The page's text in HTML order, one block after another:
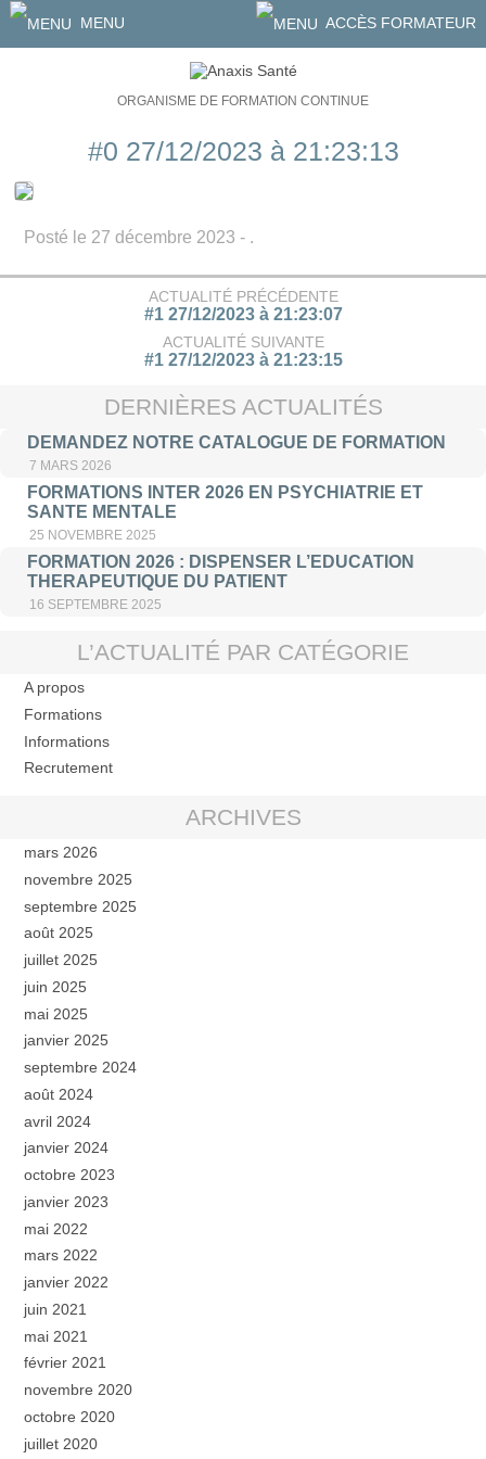
MENU ACCÈS FORMATEUR
ORGANISME DE FORMATION CONTINUE
#0 27/12/2023 à 21:23:13
Posté le 27 décembre 2023 - .
ACTUALITÉ PRÉCÉDENTE
#1 27/12/2023 à 21:23:07
ACTUALITÉ SUIVANTE
#1 27/12/2023 à 21:23:15
DERNIÈRES ACTUALITÉS
DEMANDEZ NOTRE CATALOGUE DE FORMATION
7 MARS 2026
FORMATIONS INTER 2026 EN PSYCHIATRIE ET
SANTE MENTALE
25 NOVEMBRE 2025
FORMATION 2026 : DISPENSER L’EDUCATION
THERAPEUTIQUE DU PATIENT
16 SEPTEMBRE 2025
L’ACTUALITÉ PAR CATÉGORIE
A propos
Formations
Informations
Recrutement
ARCHIVES
mars 2026
novembre 2025
septembre 2025
août 2025
juillet 2025
juin 2025
mai 2025
janvier 2025
septembre 2024
août 2024
avril 2024
janvier 2024
octobre 2023
janvier 2023
mai 2022
mars 2022
janvier 2022
juin 2021
mai 2021
février 2021
novembre 2020
octobre 2020
juillet 2020